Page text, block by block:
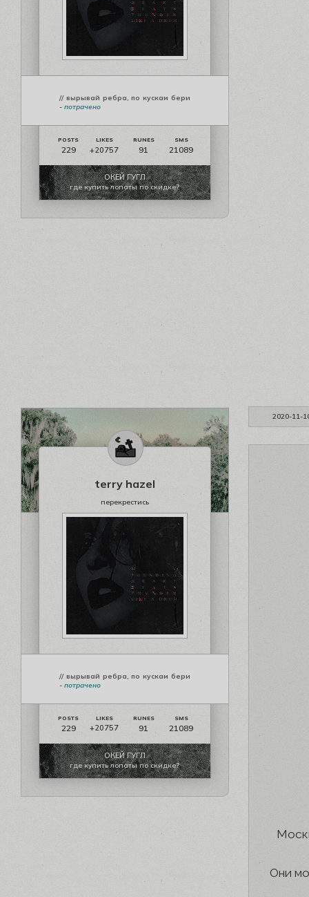
// вырывай ребра, по кускам бери
- потрачено
229 +20757 91 21089
ОКЕЙ ГУГЛ
где купить лопаты по скидке?
2020-11-
terry hazel
перекрестись
// вырывай ребра, по кускам бери
- потрачено
229 +20757 91 21089
ОКЕЙ ГУГЛ
где купить лопаты по скидке?
Они